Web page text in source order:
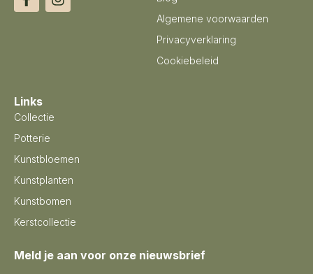
Algemene voorwaarden
Privacyverklaring
Cookiebeleid
Links
Collectie
Potterie
Kunstbloemen
Kunstplanten
Kunstbomen
Kerstcollectie
Meld je aan voor onze nieuwsbrief